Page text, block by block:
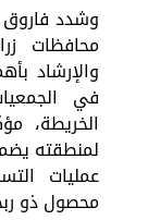
وشدد
محافظات
والإرشاد
في
الخريطة،
لمنطقته
عمليات
محصول ذو